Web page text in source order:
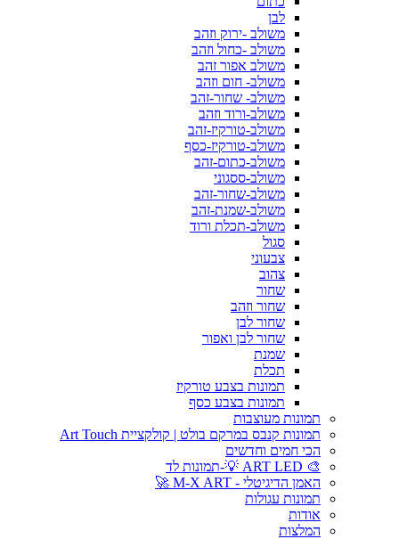
לבן
משולב -ירוק וזהב
משולב -כחול וזהב
משולב אפור זהב
משולב- חום וזהב
משולב- שחור-זהב
משולב-ורוד וזהב
משולב-טורקיז-זהב
משולב-טורקיז-כסף
משולב-כתום-זהב
משולב-ססגוני
משולב-שחור-זהב
משולב-שמנת-זהב
משולב-תכלת ורוד
סגול
צבעוני
צהוב
שחור
שחור וזהב
שחור לבן
שחור לבן ואפור
שמנת
תכלת
תמונות בצבע טורקיז
תמונות בצבע כסף
תמונות מעוצבות
תמונות קנבס במרקם בולט | קולקציית Art Touch
הכי חמים וחדשים
🎨 ART LED 💡-תמונות לד
האמן הדיגיטלי - M-X ART 🚀
תמונות עגולות
אודות
המלצות